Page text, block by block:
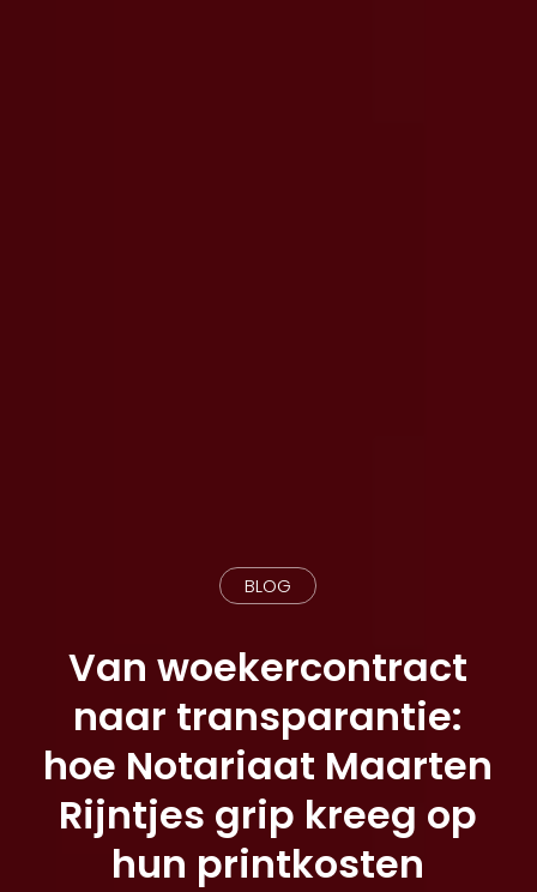
BLOG
Van woekercontract
naar transparantie:
hoe Notariaat Maarten
Rijntjes grip kreeg op
hun printkosten